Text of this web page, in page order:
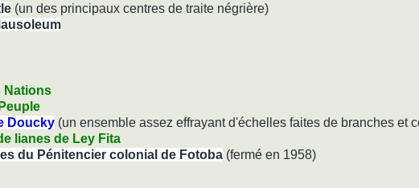
(un des principaux centres de traite négrière)
Nations
Doucky (un ensemble assez effrayant d'échelles faites de branches et
lianes de Ley Fita
du Pénitencier colonial de Fotoba (fermé en 1958)